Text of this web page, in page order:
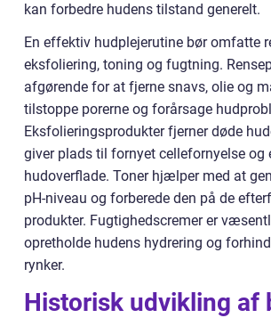
kan forbedre hudens tilstand generelt.
En effektiv hudplejerutine bør omfatte
eksfoliering, toning og fugtning.
afgørende for at fjerne snavs, olie og
tilstoppe porerne og forårsage
Eksfolieringsprodukter fjerner døde
giver plads til fornyet cellefornyelse og
hudoverflade. Toner hjælper med at
pH-niveau og forberede den på de
produkter. Fugtighedscremer er
opretholde hudens hydrering og
rynker.
Historisk udvikling af